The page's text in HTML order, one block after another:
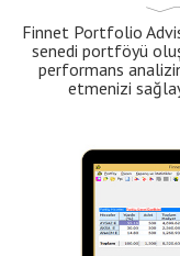
Finnet Portfolio
senedi portföyü
performans
etmenizi